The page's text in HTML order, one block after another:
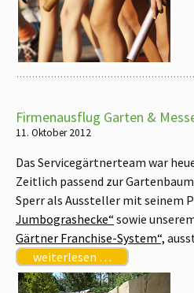
Firmenausflug Garten &
11. Oktober 2012
Das Servicegärtnerteam war
Zeitlich passend zur
Sperr als Aussteller mit seinem
Jumbograshecke“ sowie
Gärtner Franchise-System“,
weiterlesen …